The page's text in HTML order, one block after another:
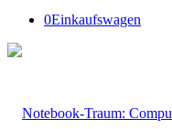
0Einkaufswagen